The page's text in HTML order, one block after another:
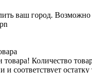
ваш город. Возможно
товара! Количество
соответствует остатку